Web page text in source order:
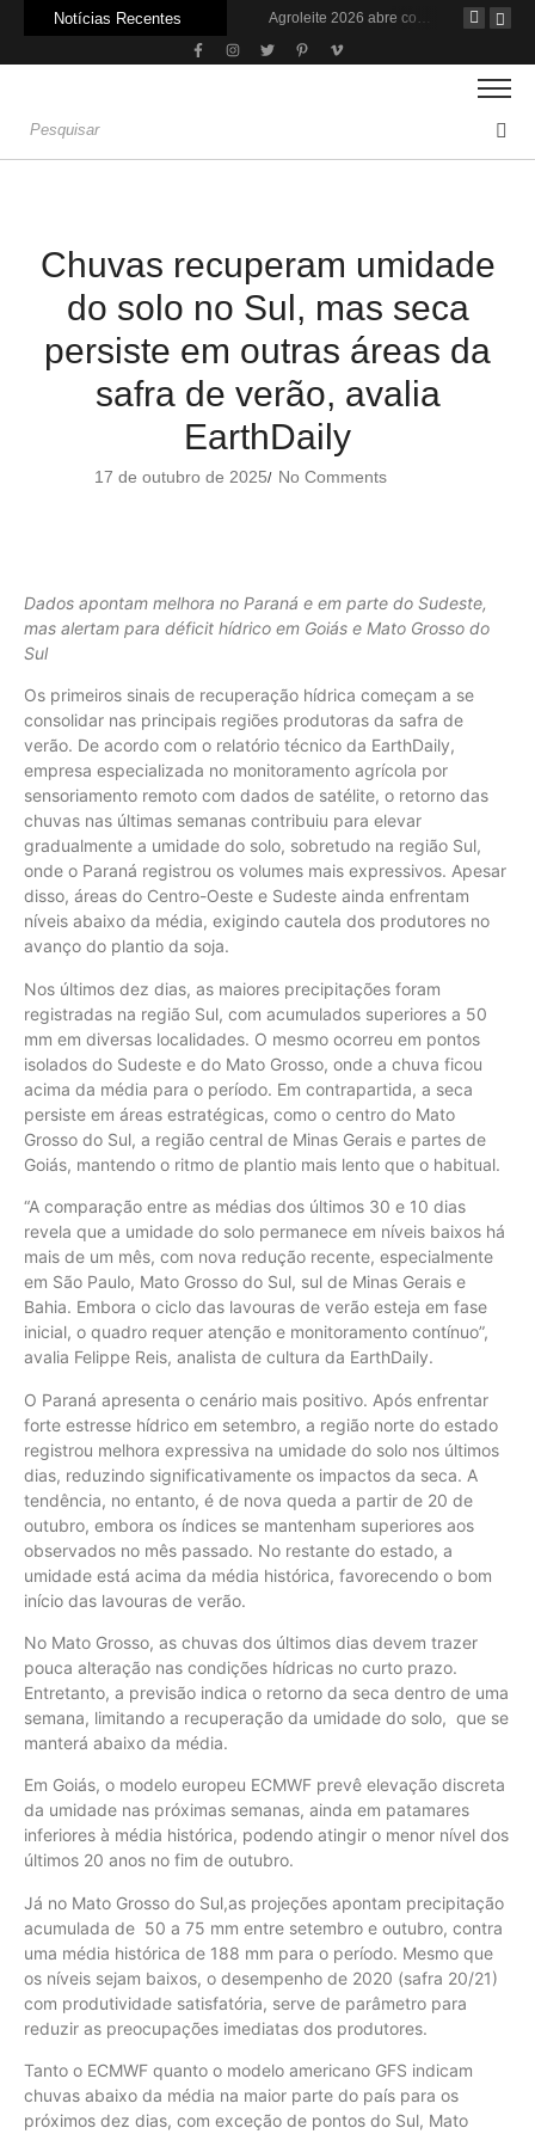
Notícias Recentes Agroleite 2026 abre com anúncio do curso de Medicina Veterinária e R$ 215 milhões em investimentos
Chuvas recuperam umidade
do solo no Sul, mas seca
persiste em outras áreas da
safra de verão, avalia
EarthDaily
17 de outubro de 2025/ No Comments
Dados apontam melhora no Paraná e em parte do Sudeste,
mas alertam para déficit hídrico em Goiás e Mato Grosso do
Sul
Os primeiros sinais de recuperação hídrica começam a se
consolidar nas principais regiões produtoras da safra de
verão. De acordo com o relatório técnico da EarthDaily,
empresa especializada no monitoramento agrícola por
sensoriamento remoto com dados de satélite, o retorno das
chuvas nas últimas semanas contribuiu para elevar
gradualmente a umidade do solo, sobretudo na região Sul,
onde o Paraná registrou os volumes mais expressivos. Apesar
disso, áreas do Centro-Oeste e Sudeste ainda enfrentam
níveis abaixo da média, exigindo cautela dos produtores no
avanço do plantio da soja.
Nos últimos dez dias, as maiores precipitações foram
registradas na região Sul, com acumulados superiores a 50
mm em diversas localidades. O mesmo ocorreu em pontos
isolados do Sudeste e do Mato Grosso, onde a chuva ficou
acima da média para o período. Em contrapartida, a seca
persiste em áreas estratégicas, como o centro do Mato
Grosso do Sul, a região central de Minas Gerais e partes de
Goiás, mantendo o ritmo de plantio mais lento que o habitual.
“A comparação entre as médias dos últimos 30 e 10 dias
revela que a umidade do solo permanece em níveis baixos há
mais de um mês, com nova redução recente, especialmente
em São Paulo, Mato Grosso do Sul, sul de Minas Gerais e
Bahia. Embora o ciclo das lavouras de verão esteja em fase
inicial, o quadro requer atenção e monitoramento contínuo”,
avalia Felippe Reis, analista de cultura da EarthDaily.
O Paraná apresenta o cenário mais positivo. Após enfrentar
forte estresse hídrico em setembro, a região norte do estado
registrou melhora expressiva na umidade do solo nos últimos
dias, reduzindo significativamente os impactos da seca. A
tendência, no entanto, é de nova queda a partir de 20 de
outubro, embora os índices se mantenham superiores aos
observados no mês passado. No restante do estado, a
umidade está acima da média histórica, favorecendo o bom
início das lavouras de verão.
No Mato Grosso, as chuvas dos últimos dias devem trazer
pouca alteração nas condições hídricas no curto prazo.
Entretanto, a previsão indica o retorno da seca dentro de uma
semana, limitando a recuperação da umidade do solo, que se
manterá abaixo da média.
Em Goiás, o modelo europeu ECMWF prevê elevação discreta
da umidade nas próximas semanas, ainda em patamares
inferiores à média histórica, podendo atingir o menor nível dos
últimos 20 anos no fim de outubro.
Já no Mato Grosso do Sul,as projeções apontam precipitação
acumulada de 50 a 75 mm entre setembro e outubro, contra
uma média histórica de 188 mm para o período. Mesmo que
os níveis sejam baixos, o desempenho de 2020 (safra 20/21)
com produtividade satisfatória, serve de parâmetro para
reduzir as preocupações imediatas dos produtores.
Tanto o ECMWF quanto o modelo americano GFS indicam
chuvas abaixo da média na maior parte do país para os
próximos dez dias, com exceção de pontos do Sul, Mato